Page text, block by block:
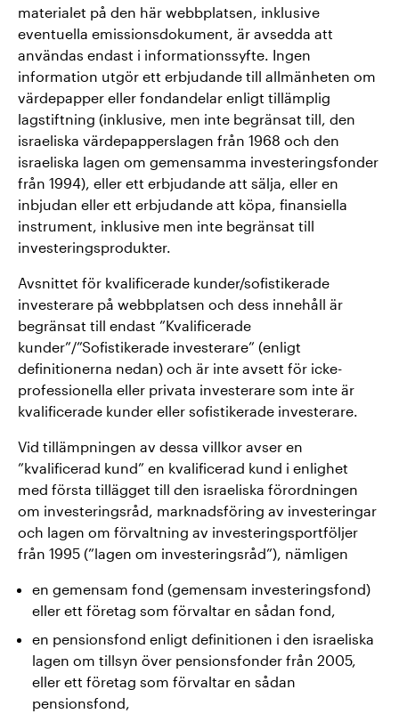
materialet på den här webbplatsen, inklusive
eventuella emissionsdokument, är avsedda att
användas endast i informationssyfte. Ingen
information utgör ett erbjudande till allmänheten om
värdepapper eller fondandelar enligt tillämplig
lagstiftning (inklusive, men inte begränsat till, den
israeliska värdepapperslagen från 1968 och den
israeliska lagen om gemensamma investeringsfonder
från 1994), eller ett erbjudande att sälja, eller en
inbjudan eller ett erbjudande att köpa, finansiella
instrument, inklusive men inte begränsat till
investeringsprodukter.
Avsnittet för kvalificerade kunder/sofistikerade
investerare på webbplatsen och dess innehåll är
begränsat till endast ”Kvalificerade
kunder”/”Sofistikerade investerare” (enligt
definitionerna nedan) och är inte avsett för icke-
professionella eller privata investerare som inte är
kvalificerade kunder eller sofistikerade investerare.
Vid tillämpningen av dessa villkor avser en
”kvalificerad kund” en kvalificerad kund i enlighet
med första tillägget till den israeliska förordningen
om investeringsråd, marknadsföring av investeringar
och lagen om förvaltning av investeringsportföljer
från 1995 (”lagen om investeringsråd”), nämligen
en gemensam fond (gemensam investeringsfond)
eller ett företag som förvaltar en sådan fond,
en pensionsfond enligt definitionen i den israeliska
lagen om tillsyn över pensionsfonder från 2005,
eller ett företag som förvaltar en sådan
pensionsfond,